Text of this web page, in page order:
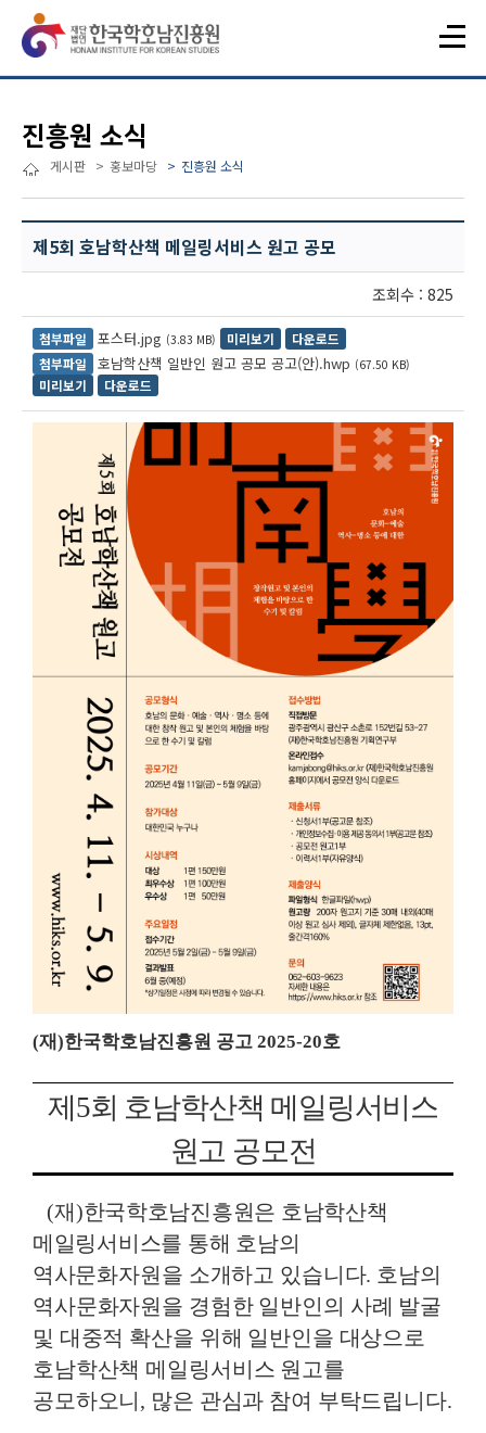
진흥원 소식
게시판 홍보마당 진흥원 소식
제5회 호남학산책 메일링서비스 원고 공모
조회수 : 825
첨부파일 포스터.jpg (3.83 MB) 미리보기
다운로드
첨부파일
호남학산책 일반인 원고 공모 공고(안).hwp (67.50 KB)
미리보기 다운로드
(재)한국학호남진흥원 공고 2025-20호
제 5회 호남학산책 메일링서비스
원고 공모전
(재)한국학호남진흥원은 호남학산책
메일링서비스를 통해 호남의
역사문화자원을 소개하고 있습니다. 호남의
역사문화자원을 경험한 일반인의 사례 발굴
및 대중적 확산을 위해 일반인을 대상으로
호남학산책 메일링서비스 원고를
공모하오니 , 많은 관심과 참여 부탁드립니다.